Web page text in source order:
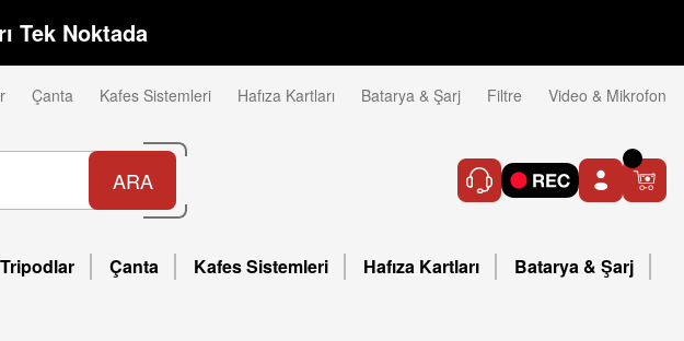
Tek Noktada
Çanta Kafes Sistemleri Hafıza Kartları Batarya & Şarj Filtre Video & Mikrofon
ARA
Tripodlar Çanta Kafes Sistemleri Hafıza Kartları Batarya & Şarj